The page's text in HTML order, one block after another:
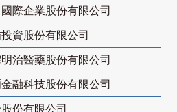
際企業股份有限公司
資股份有限公司
治醫藥股份有限公司
融科技股份有限公司
份有限公司